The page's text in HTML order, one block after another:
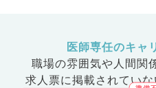
医師専任のキャ
職場の雰囲気や人間関係
求人票に掲載されていな